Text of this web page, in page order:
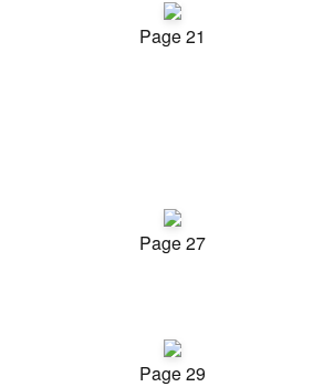
Page 21
Page 27
Page 29